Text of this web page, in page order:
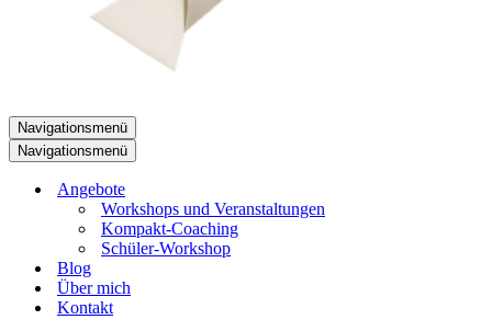
Navigationsmenü
Navigationsmenü
Angebote
Workshops und Veranstaltungen
Kompakt-Coaching
Schüler-Workshop
Blog
Über mich
Kontakt